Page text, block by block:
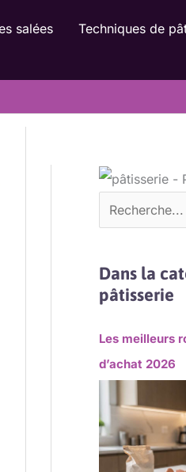
salées
Techniques de
Dans la
pâtisserie
Les meilleurs
d’achat 2026